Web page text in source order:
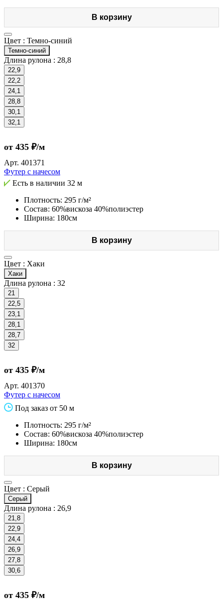
В корзину
Цвет : Темно-синий
Темно-синий
Длина рулона : 28,8
22,9
22,2
24,1
28,8
30,1
32,1
от 435 ₽/м
Арт. 401371
Футер с начесом
Есть в наличии 32 м
Плотность: 295 г/м²
Состав: 60%вискоза 40%полиэстер
Ширина: 180см
В корзину
Цвет : Хаки
Хаки
Длина рулона : 32
21
22,5
23,1
28,1
28,7
32
от 435 ₽/м
Арт. 401370
Футер с начесом
Под заказ от 50 м
Плотность: 295 г/м²
Состав: 60%вискоза 40%полиэстер
Ширина: 180см
В корзину
Цвет : Серый
Серый
Длина рулона : 26,9
21,8
22,9
24,4
26,9
27,8
30,6
от 435 ₽/м